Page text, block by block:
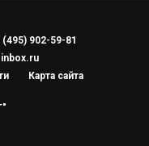
(495) 902-59-81
Карта сайта